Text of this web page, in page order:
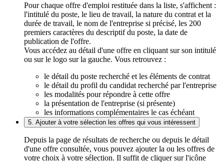
Pour chaque offre d'emploi restituée dans la liste, s'affichent :
l'intitulé du poste, le lieu de travail, la nature du contrat et la
durée de travail, le nom de l'entreprise si précisé, les 200
premiers caractères du descriptif du poste, la date de
publication de l'offre.
Vous accédez au détail d'une offre en cliquant sur son intitulé
ou sur le logo sur la gauche. Vous retrouvez :
le détail du poste recherché et les éléments de contrat
le détail du profil du candidat recherché par l'entreprise
les modalités pour répondre à cette offre
la présentation de l'entreprise (si présente)
les informations complémentaires le cas échéant
5. Ajouter à votre sélection les offres qui vous intéressent
Depuis la page de résultats de recherche ou depuis le détail
d'une offre consultée, vous pouvez ajouter la ou les offres de
votre choix à votre sélection. Il suffit de cliquer sur l'icône